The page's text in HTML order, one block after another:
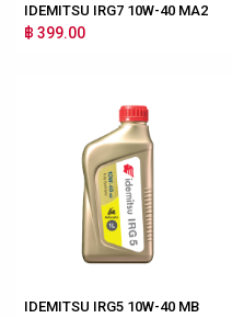
IDEMITSU IRG7 10W-40 MA2
฿ 399.00
IDEMITSU IRG5 10W-40 MB